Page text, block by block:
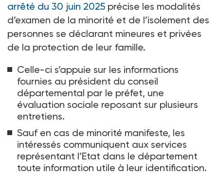
arrêté du 30 juin 2025 précise les modalités
d’examen de la minorité et de l’isolement des
personnes se déclarant mineures et privées
de la protection de leur famille.
Celle-ci s’appuie sur les informations
fournies au président du conseil
départemental par le préfet, une
évaluation sociale reposant sur plusieurs
entretiens.
Sauf en cas de minorité manifeste, les
intéressés communiquent aux services
représentant l’Etat dans le département
toute information utile à leur identification.